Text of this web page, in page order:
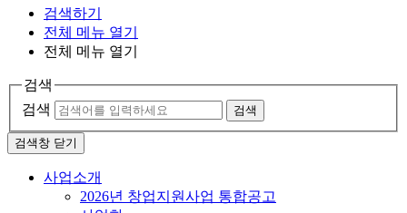
검색하기
전체 메뉴 열기
전체 메뉴 열기
검색
검색
검색
검색창 닫기
사업소개
2026년 창업지원사업 통합공고